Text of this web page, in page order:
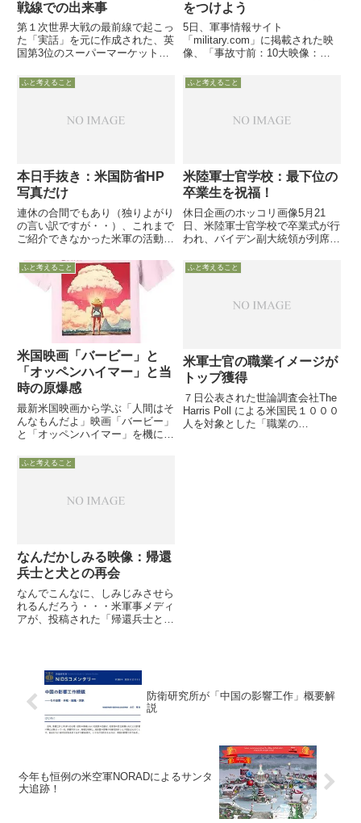
戦線での出来事
第１次世界大戦の最前線で起こっ
た「実話」を元に作成された、英
国第3位のスーパーマーケットチ
ス用CM映像です。テーマは「ク
リスマスに皆と分かち合おう」で
をつけよう
5日、軍事情報サイト
「military.com」に掲載された映
像、「事故寸前：10大映像：手
タイトルが示すとおり、手榴弾を
扱う軍事訓練で失敗し、危機一髪
めた映像です
ふと考えること
本日手抜き：米国防省HP
写真だけ
連休の合間でもあり（独りよがり
の言い訳ですが・・）、これまで
ご紹介できなかった米軍の活動の
介します。ピラミッド上空を飛ぶ
C１７は、１０月中旬の米エジプ
トと共同演習「Bright Star」も模
様です。アメンボの...
ふと考えること
米陸軍士官学校：最下位の
卒業生を祝福！
休日企画のホッコリ画像5月21
日、米陸軍士官学校で卒業式が行
われ、バイデン副大統領が列席す
執り行われました。卒業生一人一
人に卒業証書が手渡され、成績優
した。そして最後に、「The ...
ふと考えること
米国映画「バービー」と
「オッペンハイマー」と当
時の原爆感
最新米国映画から学ぶ「人間はそ
んなもんだよ」映画「バービー」
と「オッペンハイマー」を機に考
映画「バービー」と原爆開発を描
いた映画「オッペンハイマー」の
工作か、米国を中心とするSNS...
ふと考えること
米軍士官の職業イメージが
トップ獲得
７日公表された世論調査会社The
Harris Poll による米国民１０００
人を対象とした「職業の
ふと考えること
なんだかしみる映像：帰還
兵士と犬との再会
なんでこんなに、しみじみさせら
れるんだろう・・・米軍事メディ
アが、投稿された「帰還兵士と犬
にスキップしながら「しむら動物
園」のつもりで眺めるか・・...
防衛研究所が「中国の影響工作」概要解
説
今年も恒例の米空軍NORADによるサンタ
大追跡！